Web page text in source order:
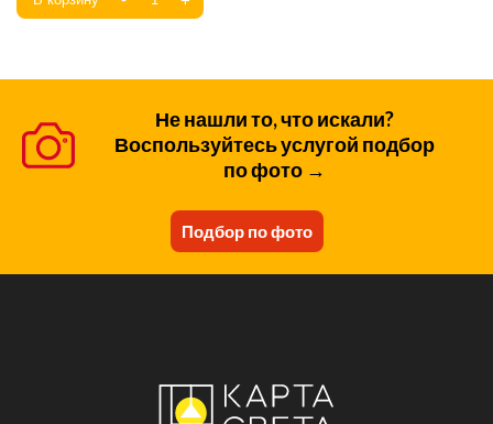
Не нашли то, что искали?
Воспользуйтесь услугой подбор
по фото →
Подбор по фото